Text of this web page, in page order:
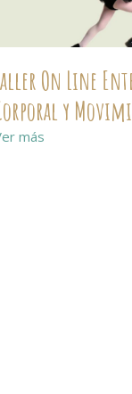
On Line
y
más